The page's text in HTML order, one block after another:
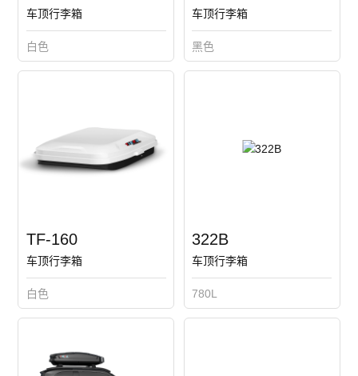
车顶行李箱
白色
车顶行李箱
黑色
TF-160
车顶行李箱
白色
322B
车顶行李箱
780L